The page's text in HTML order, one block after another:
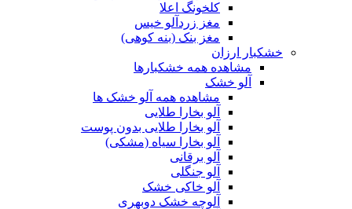
کلخونگ اعلا
مغز زردآلو خیس
مغز بنک (بنه کوهی)
خشکبار ارزان
مشاهده همه خشکبارها
آلو خشک
مشاهده همه آلو خشک ها
آلو بخارا طلایی
آلو بخارا طلایی بدون پوست
آلو بخارا سیاه (مشکی)
آلو برقانی
آلو جنگلی
آلو خاکی خشک
آلوچه خشک دوبهری